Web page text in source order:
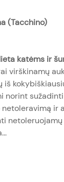
(Tacchino)
katėms ir
virškinamų
norint
ir